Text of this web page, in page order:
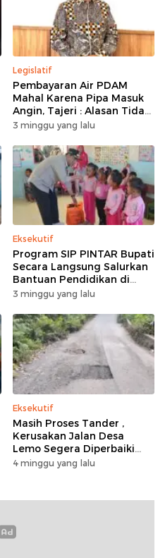
Legislatif
Pembayaran Air PDAM
Mahal Karena Pipa Masuk
Angin, Tajeri : Alasan Tidak
Masuk Akal
3 minggu yang lalu
Eksekutif
Program SIP PINTAR Bupati
Secara Langsung Salurkan
Bantuan Pendidikan di
Desa Mampuak ll
3 minggu yang lalu
Eksekutif
Masih Proses Tander ,
Kerusakan Jalan Desa
Lemo Segera Diperbaiki
Tahun Ini
4 minggu yang lalu